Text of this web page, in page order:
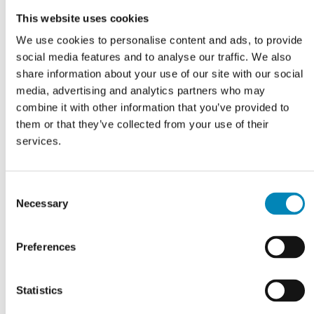
This website uses cookies
We use cookies to personalise content and ads, to provide
social media features and to analyse our traffic. We also
share information about your use of our site with our social
media, advertising and analytics partners who may
combine it with other information that you’ve provided to
them or that they’ve collected from your use of their
services.
Selection
Necessary
Preferences
Statistics
Professionel rådgivning
VI TILBYDER DIG